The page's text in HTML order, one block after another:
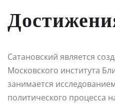
Сатановский является
Московского института
занимается
политического процесса